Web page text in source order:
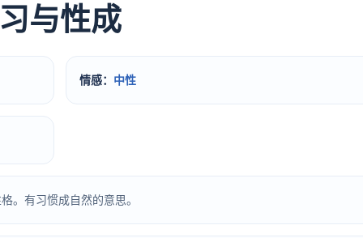
与性成
情感： 中性
。有习惯成自然的意思。